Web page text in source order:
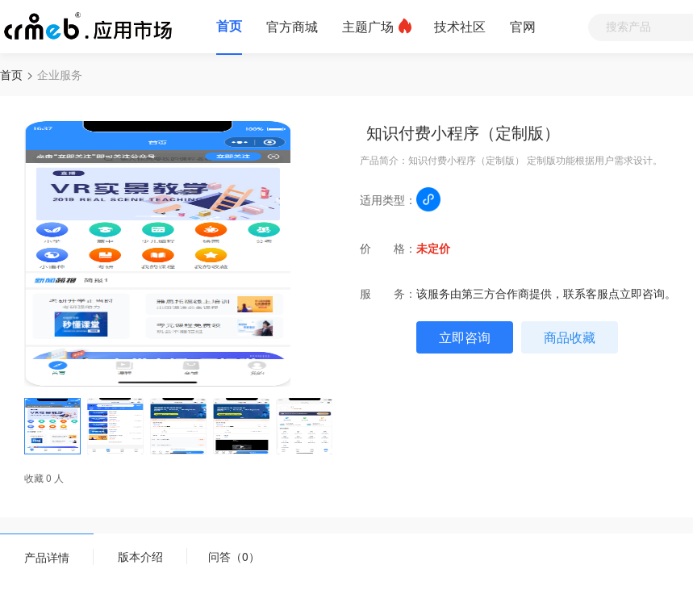
首页 官方商城 主题广场 技术社区 官网
首页 企业服务
收藏 0 人
知识付费小程序（定制版）
产品简介：知识付费小程序（定制版） 定制版功能根据用户需求设计。
适用类型：
价 格： 未定价
服 务： 该服务由第三方合作商提供，联系客服点立即咨询。
立即咨询 商品收藏
产品详情 版本介绍 问答（0）